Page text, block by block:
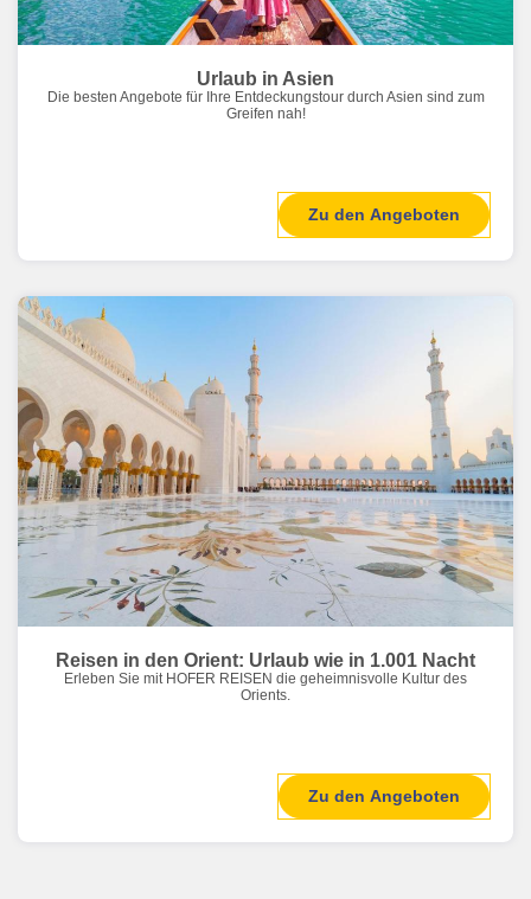
Urlaub in Asien
Die besten Angebote für Ihre Entdeckungstour durch Asien sind zum
Greifen nah!
Zu den Angeboten
Reisen in den Orient: Urlaub wie in 1.001 Nacht
Erleben Sie mit HOFER REISEN die geheimnisvolle Kultur des
Orients.
Zu den Angeboten